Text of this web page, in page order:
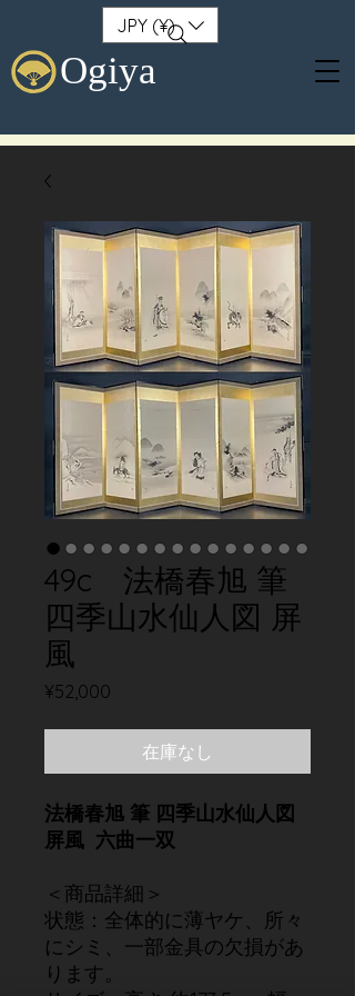
Ogiya
JPY (¥)
49c 法橋春旭 筆
四季山水仙人図 屏
風
¥52,000
在庫なし
法橋春旭 筆 四季山水仙人図
屏風 六曲一双
＜商品詳細＞
状態：全体的に薄ヤケ、所々
にシミ、一部金具の欠損があ
ります。